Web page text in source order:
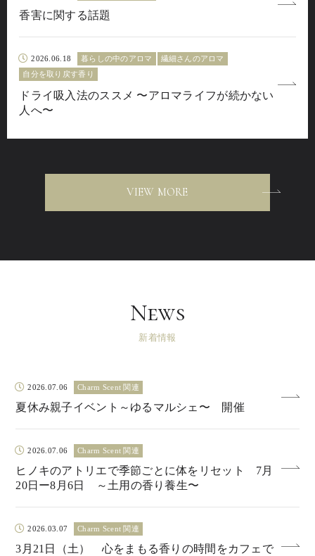
香害に関する話題
2026.06.18 暮らしの中のアロマ
繊細さんのアロマ
自分を取り戻す香り
ドライ吸入法のススメ 〜アロマライフが続かない
人へ〜
VIEW MORE
News
新着情報
2026.07.06 Charm Scent 関連
夏休み親子イベント～ゆるマルシェ〜 開催
2026.07.06 Charm Scent 関連
ヒノキのアトリエで季節ごとに体をリセット 7月
20日ー8月6日 ～土用の香り養生〜
2026.03.07 Charm Scent 関連
3月21日（土） 心をまもる香りの時間をカフェで